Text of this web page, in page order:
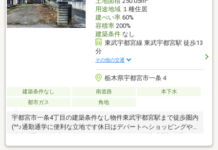
用途地域１種住居
建ぺい率60%
容積率200%
建築条件なし
東武宇都宮線 東武宇都宮駅 徒歩13
分
その他の交通
栃木県宇都宮市一条４
建築条件なし 南道路
本下水
都市ガス
角地
宇都宮市一条4丁目の建築条件なし物件東武宇都宮駅まで徒歩圏内
(^^♪通勤通学に便利な立地です休日はデパートへショッピングや
の広さがあり、角地物件になります近隣に新規商業施設OPENして